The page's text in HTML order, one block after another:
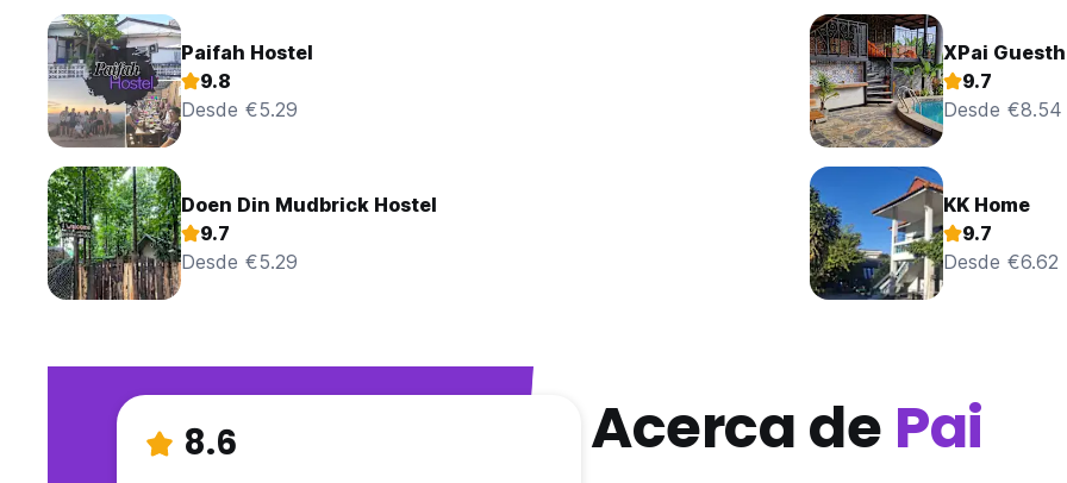
Paifah Hostel
9.8
Desde €5.29
XPai
9.7
Desde €8.54
Doen Din Mudbrick Hostel
9.7
Desde €5.29
KK Home
9.7
Desde €6.62
8.6 Acerca de Pai